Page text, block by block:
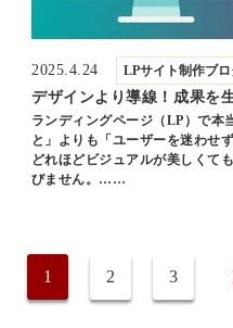
2025.4.24 LPサイト制作ブ
デザインより導線！成果
ランディングページ（LP）で本
と」よりも「ユーザーを迷わせ
どれほどビジュアルが美しくて
びません。……
1 2 3